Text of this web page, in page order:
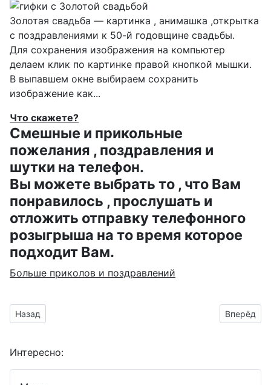
Золотая свадьба — картинка , анимашка ,открытка
с поздравлениями к 50-й годовщине свадьбы.
Для сохранения изображения на компьютер
делаем клик по картинке правой кнопкой мышки.
В выпавшем окне выбираем сохранить
изображение как...
Что скажете?
Смешные и прикольные
пожелания , поздравления и
шутки на телефон.
Вы можете выбрать то , что Вам
понравилось , прослушать и
отложить отправку телефонного
розыгрыша на то время которое
подходит Вам.
Больше приколов и поздравлений
Предыдущий материал: анимированные изображения на
Назад Вперёд
Интересно: